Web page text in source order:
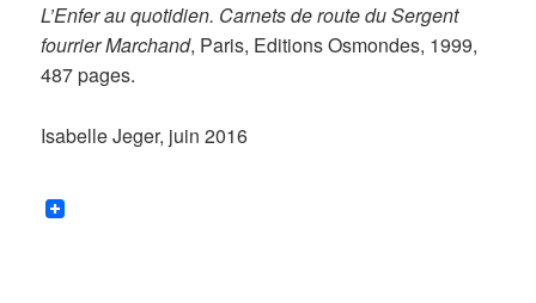
L’Enfer au quotidien. Carnets de route du Sergent
fourrier Marchand, Paris, Editions Osmondes, 1999,
487 pages.
Isabelle Jeger, juin 2016